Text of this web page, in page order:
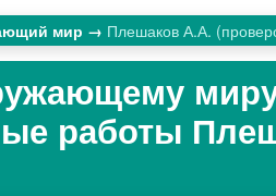
мир Плешаков А.А.
миру
работы